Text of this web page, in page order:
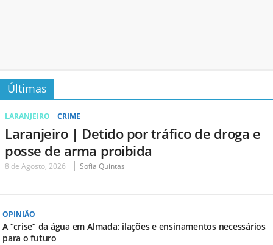
Últimas
LARANJEIRO CRIME
Laranjeiro | Detido por tráfico de droga e
posse de arma proibida
8 de Agosto, 2026 Sofia Quintas
OPINIÃO
A “crise” da água em Almada: ilações e ensinamentos necessários
para o futuro